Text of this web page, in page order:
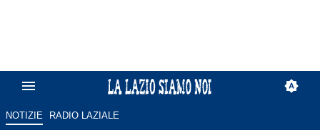
NOTIZIE RADIO LAZIALE